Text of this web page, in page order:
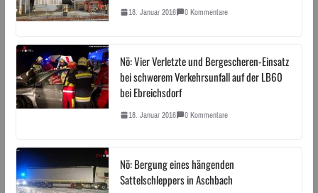
18. Januar 2016 0 Kommentare
Nö: Vier Verletzte und Bergescheren-Einsatz
bei schwerem Verkehrsunfall auf der LB60
bei Ebreichsdorf
18. Januar 2016 0 Kommentare
Nö: Bergung eines hängenden
Sattelschleppers in Aschbach